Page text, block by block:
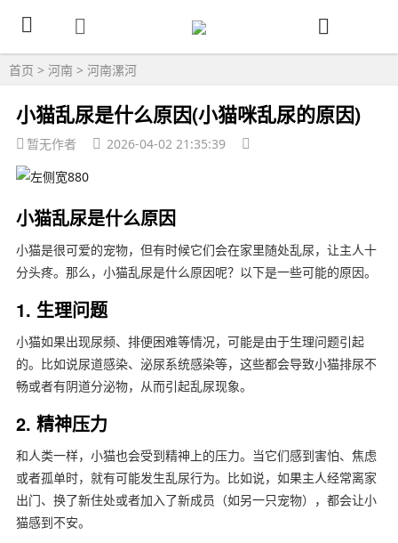
首页 > 河南 > 河南漯河
小猫乱尿是什么原因(小猫咪乱尿的原因)
暂无作者 2026-04-02 21:35:39
小猫乱尿是什么原因
小猫是很可爱的宠物，但有时候它们会在家里随处乱尿，让主人十
分头疼。那么，小猫乱尿是什么原因呢？以下是一些可能的原因。
1. 生理问题
小猫如果出现尿频、排便困难等情况，可能是由于生理问题引起
的。比如说尿道感染、泌尿系统感染等，这些都会导致小猫排尿不
畅或者有阴道分泌物，从而引起乱尿现象。
2. 精神压力
和人类一样，小猫也会受到精神上的压力。当它们感到害怕、焦虑
或者孤单时，就有可能发生乱尿行为。比如说，如果主人经常离家
出门、换了新住处或者加入了新成员（如另一只宠物），都会让小
猫感到不安。